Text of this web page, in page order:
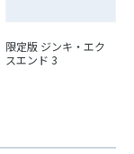
限定版 ジンキ・エク
スエンド 3